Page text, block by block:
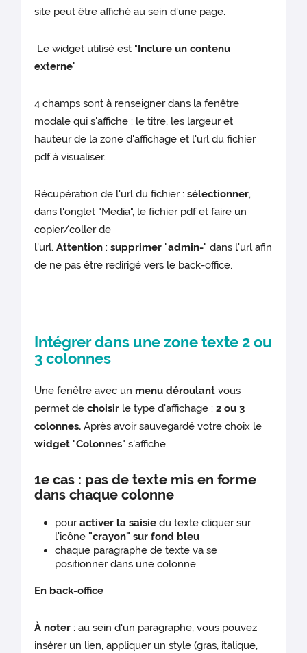
site peut être affiché au sein d'une page.
Le widget utilisé est "Inclure un contenu
externe"
4 champs sont à renseigner dans la fenêtre
modale qui s'affiche : le titre, les largeur et
hauteur de la zone d'affichage et l'url du fichier
pdf à visualiser.
Récupération de l'url du fichier :sélectionner,
dans l'onglet "Media", le fichier pdf et faire un
copier/coller de
l'url.Attention :supprimer "admin-" dans l'url afin
de ne pas être redirigé vers le back-office.
Intégrer dans une zone texte 2 ou
3 colonnes
Une fenêtre avec un menu déroulant vous
permet dechoisir le type d'affichage : 2 ou 3
colonnes.Après avoir sauvegardé votre choix le
widget "Colonnes" s'affiche.
1e cas : pas de texte mis en forme
dans chaque colonne
pouractiver la saisie du texte cliquer sur
l'icône "crayon" sur fond bleu
chaque paragraphe de texte va se
positionner dans une colonne
En back-office
À noter : au sein d'un paragraphe, vous pouvez
insérer un lien, appliquer un style (gras, italique,